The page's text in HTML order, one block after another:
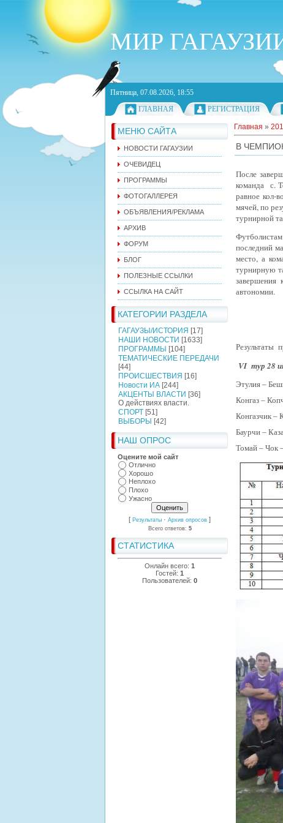
МИР
Пятница, 07.08.2026, 18:55
ГЛАВНАЯ
РЕГИСТРАЦИЯ
МЕНЮ САЙТА
НОВОСТИ ГАГАУЗИИ
ОЧЕВИДЕЦ
ПРОГРАММЫ
ФОТОГАЛЛЕРЕЯ
ОБЪЯВЛЕНИЯ/РЕКЛАМА
АРХИВ
ФОРУМ
БЛОГ
ПОЛЕЗНЫЕ ССЫЛКИ
ССЫЛКА НА САЙТ
КАТЕГОРИИ РАЗДЕЛА
ГАГАУЗЫ/ИСТОРИЯ [17]
НАШИ НОВОСТИ [1633]
ПРОГРАММЫ [104]
ТЕМАТИЧЕСКИЕ ПЕРЕДАЧИ
[44]
ПРОИСШЕСТВИЯ [16]
Новости ИА [244]
АКЦЕНТЫ ВЛАСТИ [36]
О действиях власти.
СПОРТ [51]
ВЫБОРЫ [42]
НАШ ОПРОС
Оцените мой сайт
Отлично
Хорошо
Неплохо
Плохо
Ужасно
[ Результаты · Архив опросов ]
Всего ответов: 5
СТАТИСТИКА
Онлайн всего: 1
Гостей: 1
Пользователей: 0
Главная »
В
После
команда с.
равное кол-
мячей, по
турнирной
последний
место, а
турнирную
завершения
автономии.
Результаты
VI тур 28
Баурчи
Томай –